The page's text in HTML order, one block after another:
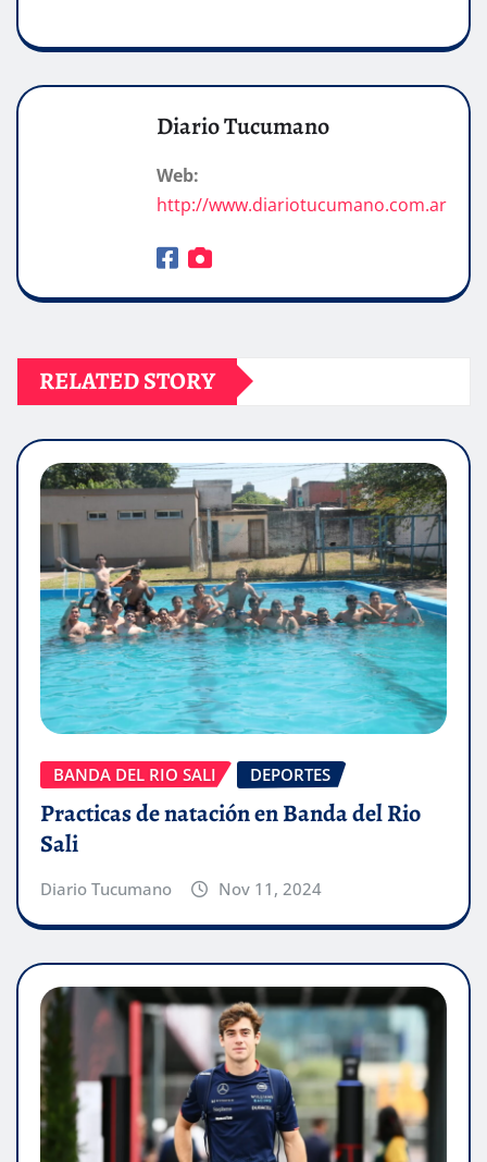
Diario Tucumano
Web:
http://www.diariotucumano.com.ar
RELATED STORY
BANDA DEL RIO SALI DEPORTES
Practicas de natación en Banda del Rio
Sali
Diario Tucumano Nov 11, 2024